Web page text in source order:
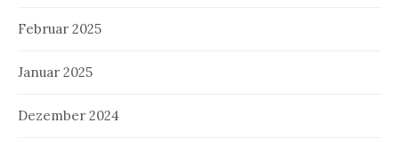
Februar 2025
Januar 2025
Dezember 2024